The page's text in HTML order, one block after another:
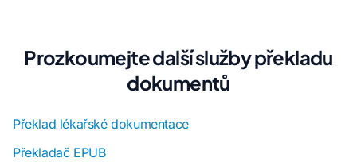
Prozkoumejte další služby překladu
dokumentů
Překlad lékařské dokumentace
Překladač EPUB